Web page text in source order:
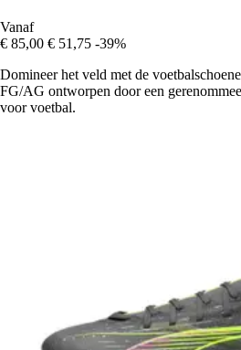
Vanaf
€ 85,00 € 51,75 -39%
Domineer het veld met de
FG/AG ontworpen door een
voor voetbal.